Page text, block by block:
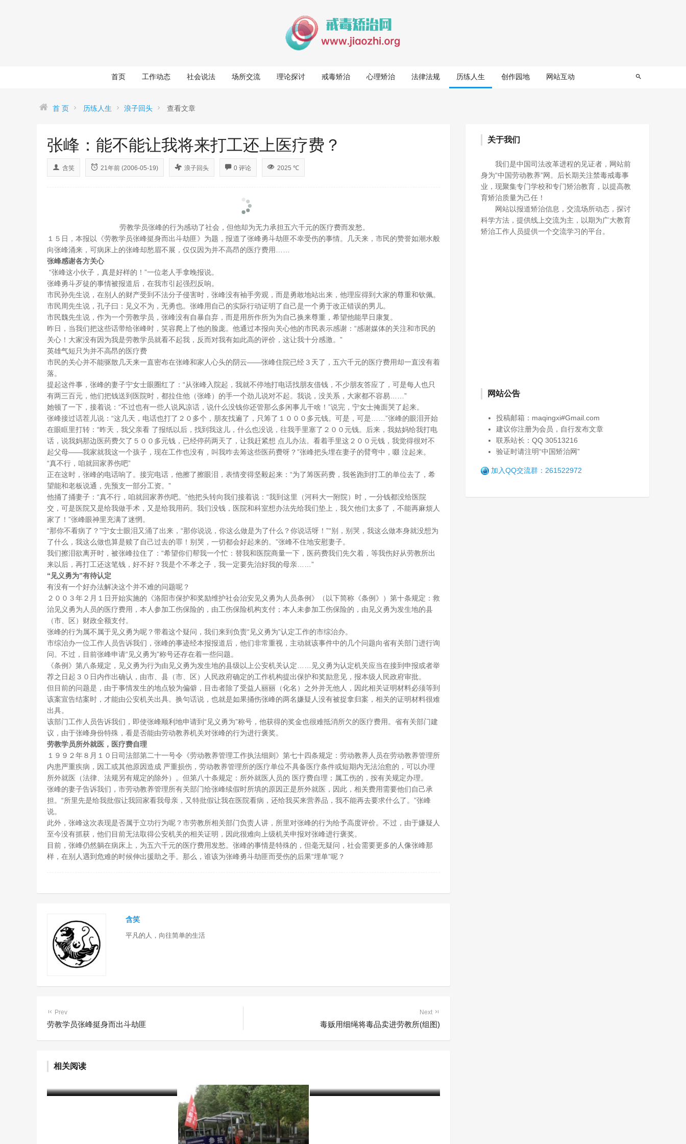
首页 工作动态 社会说法 场所交流 理论探讨 戒毒矫治 心理矫治 法律法规 历练人生 创作园地 网站互动
首 页 历练人生 浪子回头 查看文章
张峰：能不能让我将来打工还上医疗费？
含笑 21年前 (2006-05-19) 浪子回头 0 评论 2025 ℃
劳教学员张峰的行为感动了社会，但他却为无力承担五六千元的医疗费而发愁。
１５日，本报以《劳教学员张峰挺身而出斗劫匪》为题，报道了张峰勇斗劫匪不幸受伤的事情。几天来，市民的赞誉如潮水般
向张峰涌来，可病床上的张峰却愁眉不展，仅仅因为并不高昂的医疗费用……
张峰感谢各方关心
“张峰这小伙子，真是好样的！”一位老人手拿晚报说。
张峰勇斗歹徒的事情被报道后，在我市引起强烈反响。
市民孙先生说，在别人的财产受到不法分子侵害时，张峰没有袖手旁观，而是勇敢地站出来，他理应得到大家的尊重和钦佩。
市民周先生说，孔子曰：见义不为，无勇也。张峰用自己的实际行动证明了自己是一个勇于改正错误的男儿。
市民魏先生说，作为一个劳教学员，张峰没有自暴自弃，而是用所作所为为自己换来尊重，希望他能早日康复。
昨日，当我们把这些话带给张峰时，笑容爬上了他的脸庞。他通过本报向关心他的市民表示感谢：“感谢媒体的关注和市民的
关心！大家没有因为我是劳教学员就看不起我，反而对我有如此高的评价，这让我十分感激。”
英雄气短只为并不高昂的医疗费
市民的关心并不能驱散几天来一直密布在张峰和家人心头的阴云——张峰住院已经３天了，五六千元的医疗费用却一直没有着
落。
提起这件事，张峰的妻子宁女士眼圈红了：“从张峰入院起，我就不停地打电话找朋友借钱，不少朋友答应了，可是每人也只
有两三百元，他们把钱送到医院时，都拉住他（张峰）的手一个劲儿说对不起。我说，没关系，大家都不容易……”
她顿了一下，接着说：“不过也有一些人说风凉话，说什么没钱你还管那么多闲事儿干啥！”说完，宁女士掩面哭了起来。
张峰接过话茬儿说：“这几天，电话也打了２０多个，朋友找遍了，只筹了１０００多元钱。可是，可是……”张峰的眼泪开始
在眼眶里打转：“昨天，我父亲看 了报纸以后，找到我这儿，什么也没说，往我手里塞了２００元钱。后来，我姑妈给我打电
话，说我妈那边医药费欠了５００多元钱，已经停药两天了，让我赶紧想 点儿办法。看着手里这２００元钱，我觉得很对不
起父母——我家就我这一个孩子，现在工作也没有，叫我咋去筹这些医药费呀？”张峰把头埋在妻子的臂弯中，啜 泣起来。
“真不行，咱就回家养伤吧”
正在这时，张峰的电话响了。接完电话，他擦了擦眼泪，表情变得坚毅起来：“为了筹医药费，我爸跑到打工的单位去了，希
望能和老板说通，先预支一部分工资。”
他捅了捅妻子：“真不行，咱就回家养伤吧。”他把头转向我们接着说：“我到这里（河科大一附院）时，一分钱都没给医院
交，可是医院又是给我做手术，又是给我用药。我们没钱，医院和科室想办法先给我们垫上，我欠他们太多了，不能再麻烦人
家了！”张峰眼神里充满了迷惘。
“那你不看病了？”宁女士眼泪又涌了出来，“那你说说，你这么做是为了什么？你说话呀！”“别，别哭，我这么做本身就没想为
了什么，我这么做也算是赎了自己过去的罪！别哭，一切都会好起来的。”张峰不住地安慰妻子。
我们擦泪欲离开时，被张峰拉住了：“希望你们帮我一个忙：替我和医院商量一下，医药费我们先欠着，等我伤好从劳教所出
来以后，再打工还这笔钱，好不好？我是个不孝之子，我一定要先治好我的母亲……”
“见义勇为”有待认定
有没有一个好办法解决这个并不难的问题呢？
２００３年２月１日开始实施的《洛阳市保护和奖励维护社会治安见义勇为人员条例》（以下简称《条例》）第十条规定：救
治见义勇为人员的医疗费用，本人参加工伤保险的，由工伤保险机构支付；本人未参加工伤保险的，由见义勇为发生地的县
（市、区）财政全额支付。
张峰的行为属不属于见义勇为呢？带着这个疑问，我们来到负责“见义勇为”认定工作的市综治办。
市综治办一位工作人员告诉我们，张峰的事迹经本报报道后，他们非常重视，主动就该事件中的几个问题向省有关部门进行询
问。不过，目前张峰申请“见义勇为”称号还存在着一些问题。
《条例》第八条规定，见义勇为行为由见义勇为发生地的县级以上公安机关认定……见义勇为认定机关应当在接到申报或者举
荐之日起３０日内作出确认，由市、县（市、区）人民政府确定的工作机构提出保护和奖励意见，报本级人民政府审批。
但目前的问题是，由于事情发生的地点较为偏僻，目击者除了受益人丽丽（化名）之外并无他人，因此相关证明材料必须等到
该案宣告结案时，才能由公安机关出具。换句话说，也就是如果捅伤张峰的两名嫌疑人没有被捉拿归案，相关的证明材料很难
出具。
该部门工作人员告诉我们，即使张峰顺利地申请到“见义勇为”称号，他获得的奖金也很难抵消所欠的医疗费用。省有关部门建
议，由于张峰身份特殊，看是否能由劳动教养机关对张峰的行为进行褒奖。
劳教学员所外就医，医疗费自理
１９９２年８月１０日司法部第二十一号令《劳动教养管理工作执法细则》第七十四条规定：劳动教养人员在劳动教养管理所
内患严重疾病，因工或其他原因造成 严重损伤，劳动教养管理所的医疗单位不具备医疗条件或短期内无法治愈的，可以办理
所外就医（法律、法规另有规定的除外）。但第八十条规定：所外就医人员的 医疗费自理；属工伤的，按有关规定办理。
张峰的妻子告诉我们，市劳动教养管理所有关部门给张峰续假时所填的原因正是所外就医，因此，相关费用需要他们自己承
担。“所里先是给我批假让我回家看我母亲，又特批假让我在医院看病，还给我买来营养品，我不能再去要求什么了。”张峰
说。
此外，张峰这次表现是否属于立功行为呢？市劳教所相关部门负责人讲，所里对张峰的行为给予高度评价。不过，由于嫌疑人
至今没有抓获，他们目前无法取得公安机关的相关证明，因此很难向上级机关申报对张峰进行褒奖。
目前，张峰仍然躺在病床上，为五六千元的医疗费用发愁。张峰的事情是特殊的，但毫无疑问，社会需要更多的人像张峰那
样，在别人遇到危难的时候伸出援助之手。那么，谁该为张峰勇斗劫匪而受伤的后果“埋单”呢？
含笑
平凡的人，向往简单的生活
Prev
劳教学员张峰挺身而出斗劫匪
Next
毒贩用细绳将毒品卖进劳教所(组图)
相关阅读
成功开起网店
关于我们
我们是中国司法改革进程的见证者，网站前
身为“中国劳动教养”网。后长期关注禁毒戒毒事
业，现聚集专门学校和专门矫治教育，以提高教
育矫治质量为己任！
网站以报道矫治信息，交流场所动态，探讨
科学方法，提供线上交流为主，以期为广大教育
矫治工作人员提供一个交流学习的平台。
网站公告
投稿邮箱：maqingxi#Gmail.com
建议你注册为会员，自行发布文章
联系站长：QQ 30513216
验证时请注明“中国矫治网”
加入QQ交流群：261522972